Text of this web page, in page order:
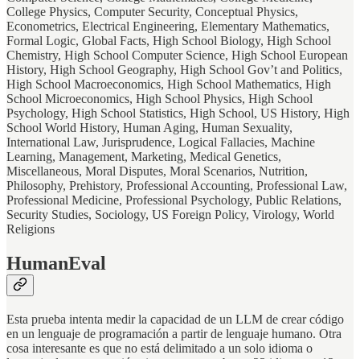
College Physics, Computer Security, Conceptual Physics,
Econometrics, Electrical Engineering, Elementary Mathematics,
Formal Logic, Global Facts, High School Biology, High School
Chemistry, High School Computer Science, High School European
History, High School Geography, High School Gov’t and Politics,
High School Macroeconomics, High School Mathematics, High
School Microeconomics, High School Physics, High School
Psychology, High School Statistics, High School, US History, High
School World History, Human Aging, Human Sexuality,
International Law, Jurisprudence, Logical Fallacies, Machine
Learning, Management, Marketing, Medical Genetics,
Miscellaneous, Moral Disputes, Moral Scenarios, Nutrition,
Philosophy, Prehistory, Professional Accounting, Professional Law,
Professional Medicine, Professional Psychology, Public Relations,
Security Studies, Sociology, US Foreign Policy, Virology, World
Religions
HumanEval
Esta prueba intenta medir la capacidad de un LLM de crear código
en un lenguaje de programación a partir de lenguaje humano. Otra
cosa interesante es que no está delimitado a un solo idioma o